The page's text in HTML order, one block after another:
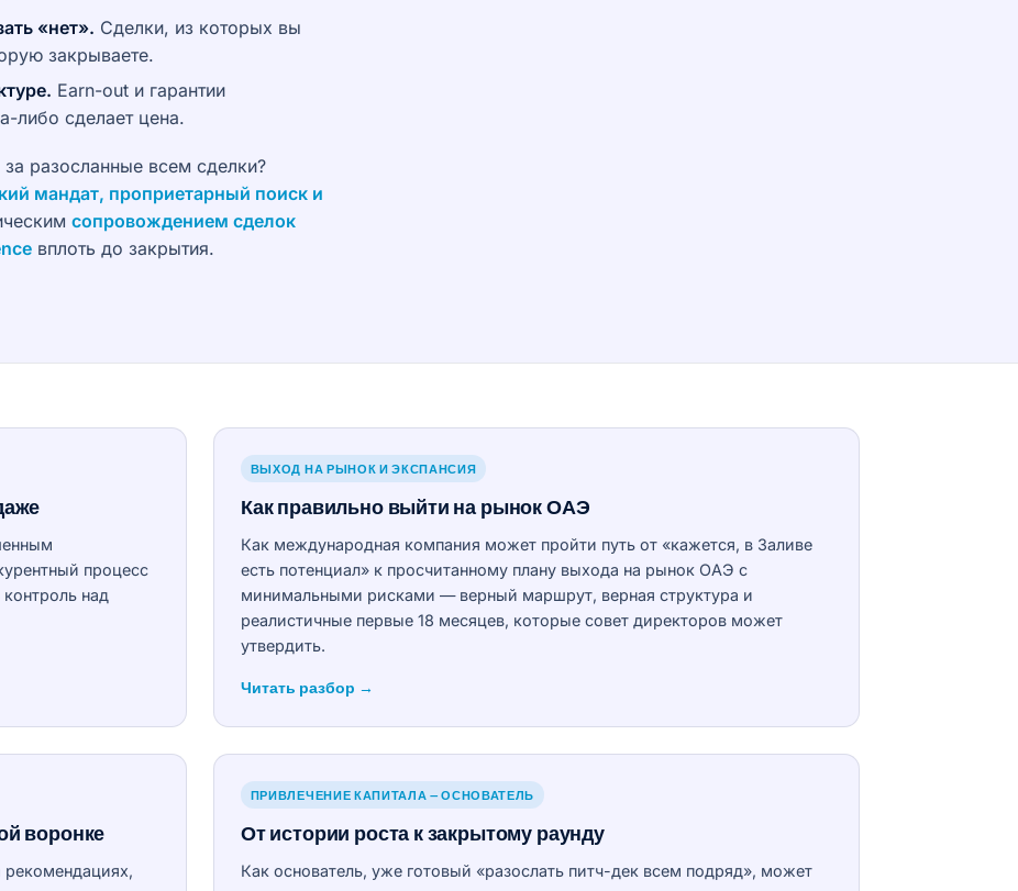
«нет». Сделки, из которых вы
закрываете.
Earn-out и гарантии
либо сделает цена.
разосланные всем сделки?
мандат, проприетарный поиск и
сопровождением сделок
вплоть до закрытия.
процесс
над
ВЫХОД НА РЫНОК И ЭКСПАНСИЯ
Как правильно выйти на рынок ОАЭ
Как международная компания может пройти путь от «кажется, в Заливе
есть потенциал» к просчитанному плану выхода на рынок ОАЭ с
минимальными рисками — верный маршрут, верная структура и
реалистичные первые 18 месяцев, которые совет директоров может
утвердить.
Читать разбор →
воронке
ПРИВЛЕЧЕНИЕ КАПИТАЛА — ОСНОВАТЕЛЬ
От истории роста к закрытому раунду
Как основатель, уже готовый «разослать питч-дек всем подряд», может